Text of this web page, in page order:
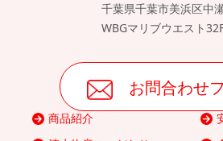
千葉県千葉市美浜区中
WBGマリブウエスト
お問合わせ
商品紹介